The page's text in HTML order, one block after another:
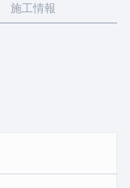
施工情報